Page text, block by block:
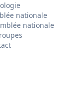
nationale
nationale